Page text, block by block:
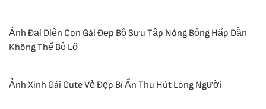
Ảnh Đại Diện Con Gái Đẹp Bộ Sưu Tập Nóng Bỏng Hấp Dẫn
Không Thể Bỏ Lỡ
Ảnh Xinh Gái Cute Vẻ Đẹp Bí Ẩn Thu Hút Lòng Người